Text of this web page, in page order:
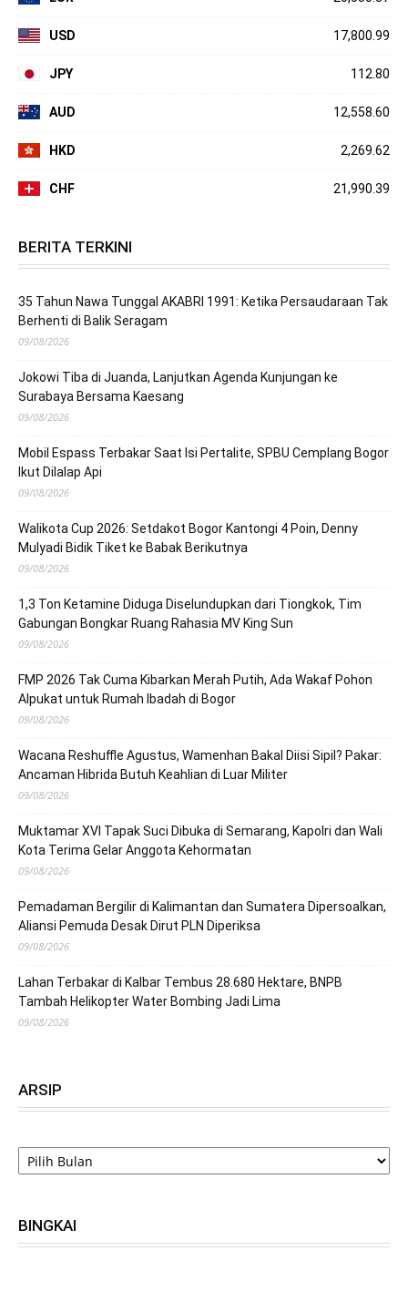
USD 17,800.99
JPY 112.80
AUD 12,558.60
HKD 2,269.62
CHF 21,990.39
BERITA TERKINI
35 Tahun Nawa Tunggal AKABRI 1991: Ketika Persaudaraan Tak
Berhenti di Balik Seragam
09/08/2026
Jokowi Tiba di Juanda, Lanjutkan Agenda Kunjungan ke
Surabaya Bersama Kaesang
09/08/2026
Mobil Espass Terbakar Saat Isi Pertalite, SPBU Cemplang Bogor
Ikut Dilalap Api
09/08/2026
Walikota Cup 2026: Setdakot Bogor Kantongi 4 Poin, Denny
Mulyadi Bidik Tiket ke Babak Berikutnya
09/08/2026
1,3 Ton Ketamine Diduga Diselundupkan dari Tiongkok, Tim
Gabungan Bongkar Ruang Rahasia MV King Sun
09/08/2026
FMP 2026 Tak Cuma Kibarkan Merah Putih, Ada Wakaf Pohon
Alpukat untuk Rumah Ibadah di Bogor
09/08/2026
Wacana Reshuffle Agustus, Wamenhan Bakal Diisi Sipil? Pakar:
Ancaman Hibrida Butuh Keahlian di Luar Militer
09/08/2026
Muktamar XVI Tapak Suci Dibuka di Semarang, Kapolri dan Wali
Kota Terima Gelar Anggota Kehormatan
09/08/2026
Pemadaman Bergilir di Kalimantan dan Sumatera Dipersoalkan,
Aliansi Pemuda Desak Dirut PLN Diperiksa
09/08/2026
Lahan Terbakar di Kalbar Tembus 28.680 Hektare, BNPB
Tambah Helikopter Water Bombing Jadi Lima
09/08/2026
ARSIP
ARSIP
BINGKAI